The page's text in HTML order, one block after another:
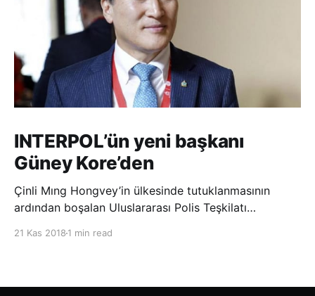
INTERPOL’ün yeni başkanı
Güney Kore’den
Çinli Mıng Hongvey’in ülkesinde tutuklanmasının
ardından boşalan Uluslararası Polis Teşkilatı
21 Kas 2018 1 min read